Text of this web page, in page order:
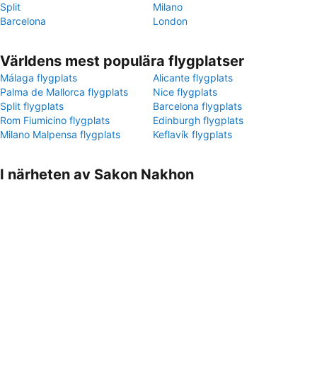
Split
Milano
Barcelona
London
Världens mest populära flygplatser
Málaga flygplats
Alicante flygplats
Palma de Mallorca flygplats
Nice flygplats
Split flygplats
Barcelona flygplats
Rom Fiumicino flygplats
Edinburgh flygplats
Milano Malpensa flygplats
Keflavík flygplats
I närheten av Sakon Nakhon